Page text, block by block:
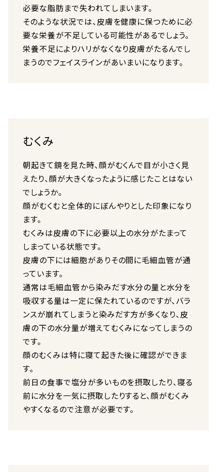
必要な脂肪まで失われてしまいます。
そのような状況では、皮膚を健康に保つために必
要な栄養が不足している可能性があるでしょう。
栄養不足によりハリがなくなり皮膚がたるんでし
まうのでフェイスラインがあいまいになります。
むくみ
朝起きて鏡を見た時、顔がむくんで目が小さく見
えたり、顔が大きくなったように感じたことはない
でしょうか。
顔がむくむと全体的にぼんやりとした印象になり
ます。
むくみは皮膚の下に必要以上の水分がたまって
しまっている状態です。
皮膚の下には細胞がありその間に毛細血管が通
っています。
通常は毛細血管から染みだす水分の量と水分を
吸収する量は一定に保たれているのですが、バラ
ンスが崩れてしまうと染みだす方が多くなり、皮
膚の下の水分量が増えてむくみになってしまうの
です。
顔のむくみは特に寝て起きた後に確認ができま
す。
前日の食事で塩分が多いものを摂取したり、寝る
前に水分を一気に摂取したりすると、顔がむくみ
やすくなるので注意が必要です。